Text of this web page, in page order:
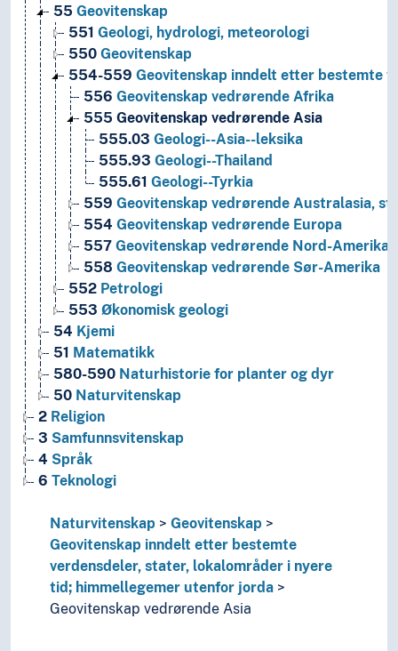
55 Geovitenskap
551 Geologi, hydrologi, meteorologi
550 Geovitenskap
554-559 Geovitenskap inndelt etter bestemte
556 Geovitenskap vedrørende Afrika
555 Geovitenskap vedrørende Asia
555.03 Geologi--Asia--leksika
555.93 Geologi--Thailand
555.61 Geologi--Tyrkia
559 Geovitenskap vedrørende Australasia,
554 Geovitenskap vedrørende Europa
557 Geovitenskap vedrørende Nord-Amerika
558 Geovitenskap vedrørende Sør-Amerika
552 Petrologi
553 Økonomisk geologi
54 Kjemi
51 Matematikk
580-590 Naturhistorie for planter og dyr
50 Naturvitenskap
2 Religion
3 Samfunnsvitenskap
4 Språk
6 Teknologi
Naturvitenskap
Geovitenskap
Geovitenskap inndelt etter bestemte
verdensdeler, stater, lokalområder i nyere
tid; himmellegemer utenfor jorda
Geovitenskap vedrørende Asia